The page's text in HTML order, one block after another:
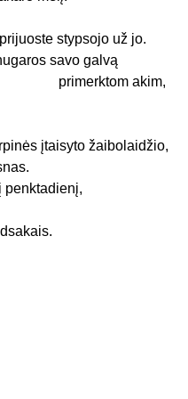
stypsojo už jo.
savo galvą
akim,
įtaisyto žaibolaidžio,
penktadienį,